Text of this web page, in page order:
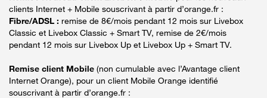
clients Internet + Mobile souscrivant à partir d’orange.fr :
Fibre/ADSL : remise de 8€/mois pendant 12 mois sur Livebox
Classic et Livebox Classic + Smart TV, remise de 2€/mois
pendant 12 mois sur Livebox Up et Livebox Up + Smart TV.
Remise client Mobile (non cumulable avec l’Avantage client
Internet Orange), pour un client Mobile Orange identifié
souscrivant à partir d’orange.fr :